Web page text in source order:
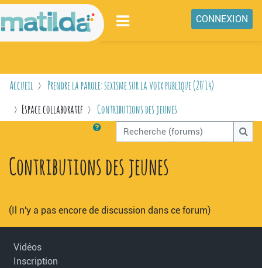
Passer au contenu principal
NIVEAUX
ESPACE COLLABORATIF
LIENS
CONNEXION
Accueil
Prendre la parole: sexisme sur la voix publique (20'14)
Espace collaboratif
Contributions des jeunes
Recherche (forums)
Contributions des jeunes
(Il n'y a pas encore de discussion dans ce forum)
Vidéos
Inscription